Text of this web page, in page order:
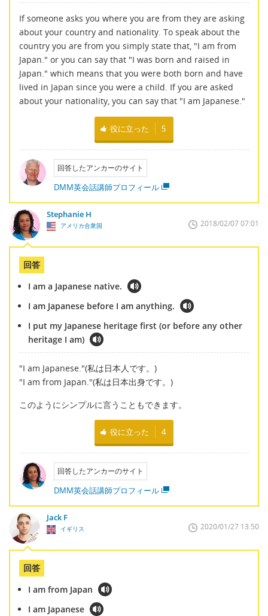
If someone asks you where you are from they are asking
about your country and nationality. To speak about the
country you are from you simply state that, "I am from
Japan." or you can say that "I was born and raised in
Japan." which means that you were both born and have
lived in Japan since you were a child. If you are asked
about your nationality, you can say that "I am Japanese."
役に立った 5
回答したアンカーのサイト
DMM英会話講師プロフィール
Stephanie H
アメリカ合衆国 2018/02/07 07:01
回答
I am a Japanese native.
I am Japanese before I am anything.
I put my Japanese heritage first (or before any other
heritage I am)
"I am Japanese."(私は日本人です。)
"I am from Japan."(私は日本出身です。)
このようにシンプルに言うこともできます。
役に立った 4
回答したアンカーのサイト
DMM英会話講師プロフィール
Jack F
イギリス 2020/01/27 13:50
回答
I am from Japan
I am Japanese